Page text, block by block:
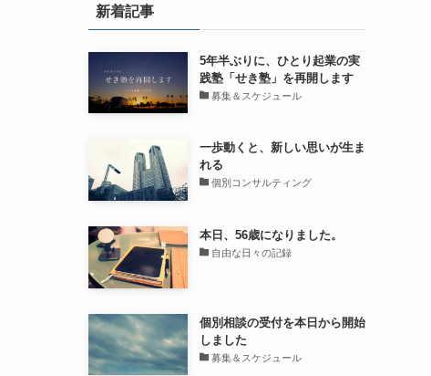
新着記事
5年半ぶりに、ひとり起業の実
践塾「せき塾」を再開します
募集＆スケジュール
一歩動くと、新しい思いが生ま
れる
個別コンサルティング
本日、56歳になりました。
自由な日々の記録
個別相談の受付を本日から開始
しました
募集＆スケジュール